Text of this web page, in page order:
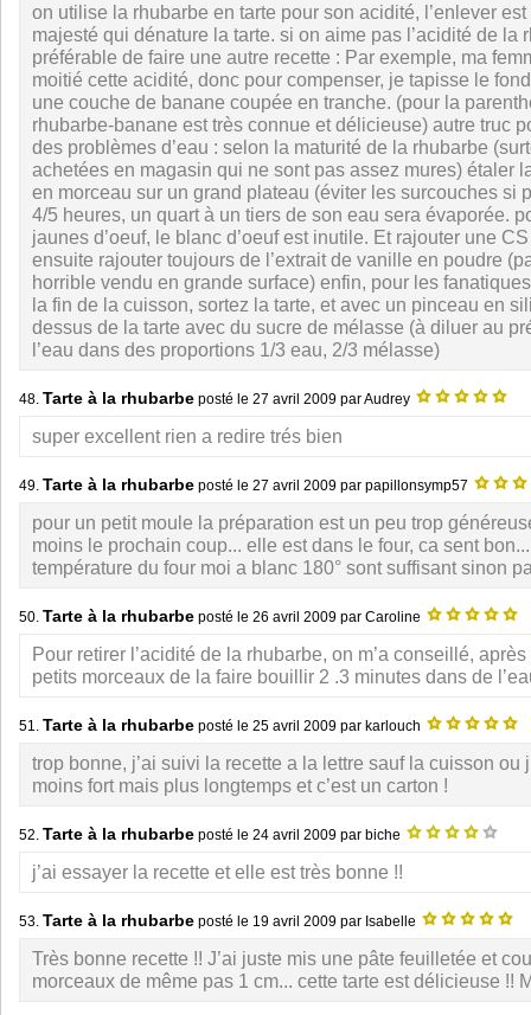
on utilise la rhubarbe en tarte pour son acidité, l’enlever
majesté qui dénature la tarte. si on aime pas l’acidité de la
préférable de faire une autre recette : Par exemple, ma
moitié cette acidité, donc pour compenser, je tapisse le
une couche de banane coupée en tranche. (pour la
rhubarbe-banane est très connue et délicieuse) autre truc
des problèmes d’eau : selon la maturité de la rhubarbe
achetées en magasin qui ne sont pas assez mures) étaler
en morceau sur un grand plateau (éviter les surcouches si
4/5 heures, un quart à un tiers de son eau sera évaporée.
jaunes d’oeuf, le blanc d’oeuf est inutile. Et rajouter une
ensuite rajouter toujours de l’extrait de vanille en poudre
horrible vendu en grande surface) enfin, pour les
la fin de la cuisson, sortez la tarte, et avec un pinceau en
dessus de la tarte avec du sucre de mélasse (à diluer au
l’eau dans des proportions 1/3 eau, 2/3 mélasse)
48. Tarte à la rhubarbe posté le 27 avril 2009 par Audrey
super excellent rien a redire trés bien
49. Tarte à la rhubarbe posté le 27 avril 2009 par papillonsymp57
pour un petit moule la préparation est un peu trop
moins le prochain coup... elle est dans le four, ca sent
température du four moi a blanc 180° sont suffisant sinon
50. Tarte à la rhubarbe posté le 26 avril 2009 par Caroline
Pour retirer l’acidité de la rhubarbe, on m’a conseillé,
petits morceaux de la faire bouillir 2 .3 minutes dans de
51. Tarte à la rhubarbe posté le 25 avril 2009 par karlouch
trop bonne, j’ai suivi la recette a la lettre sauf la cuisson ou
moins fort mais plus longtemps et c’est un carton !
52. Tarte à la rhubarbe posté le 24 avril 2009 par biche
j’ai essayer la recette et elle est très bonne !!
53. Tarte à la rhubarbe posté le 19 avril 2009 par Isabelle
Très bonne recette !! J’ai juste mis une pâte feuilletée et
morceaux de même pas 1 cm... cette tarte est délicieuse !!